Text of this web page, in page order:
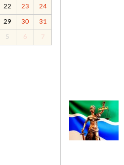
22 23 24
29 30 31
5 6 7